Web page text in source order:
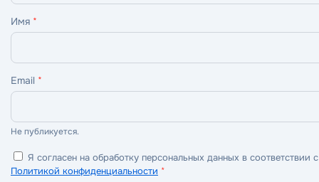
Имя *
Email *
Не публикуется.
Я согласен на обработку персональных данных в соответствии с
Политикой конфиденциальности *